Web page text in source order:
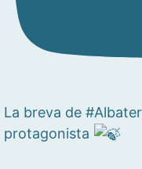
La breva de
protagonista